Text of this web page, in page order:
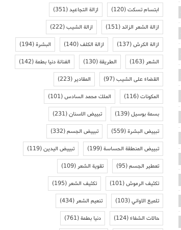
ابتسام تسكت(120) ازالة التجاعيد(351)
ازالة الشعر الزائد(151) ازالة الشيب(222)
ازالة الكرش(137) ازالة الكلف(140) البشرة(194)
الشعر(163) الطريقة(130) الفنانة دنيا بطمة(142)
القضاء على الشيب(97) المقادير(223)
المكونات(116) الملك محمد السادس(101)
بسمة بوسيل(139) تبييض الاسنان(231)
تبييض البشرة(559) تبييض الجسم(332)
تبييض المنطقة الحساسة(199) تبييض اليدين(119)
تعطير الجسم(95) تقوية الشعر(109)
تكثيف الرموش(101) تكثيف الشعر(195)
تلميع الاواني(103) تنعيم الشعر(434)
حالات الشفاء(124) دنيا بطمة(761)